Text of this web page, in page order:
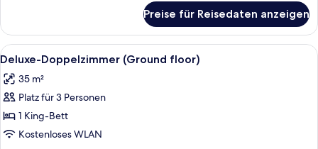
Doppel-
oder
-
Zweibettzimmer
Preise für Reisedaten anzeigen
Alle
Fotos
für
Deluxe-
Doppelzimmer
(Ground
Ein Schlafzimmer mit Steinwand,
8
Deluxe-Doppelzimmer (Ground floor)
35 m²
Platz für 3 Personen
1 King-Bett
Kostenloses WLAN